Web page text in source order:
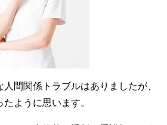
間関係トラブルはありましたが、
ように思います。